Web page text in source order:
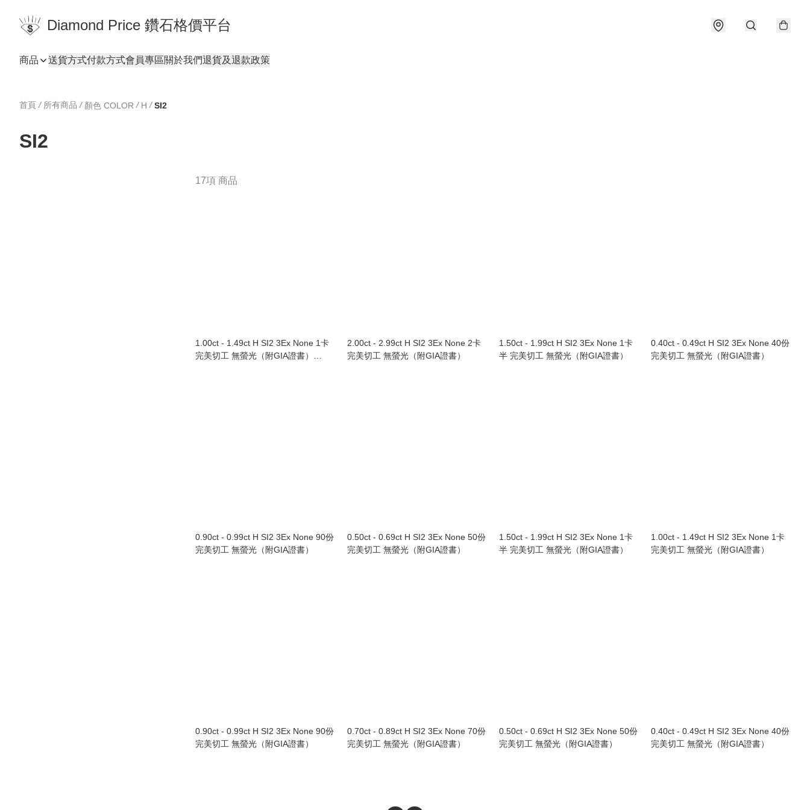
Diamond Price 鑽石格價平台
商品 送貨方式付款方式會員專區關於我們退貨及退款政策
首頁 / 所有商品 / 顏色 COLOR / H / SI2
SI2
17項 商品
1.00ct - 1.49ct H SI2 3Ex None 1卡
完美切工 無螢光（附GIA證書）
2.00ct - 2.99ct H SI2 3Ex None 2卡
完美切工 無螢光（附GIA證書）
1.50ct - 1.99ct H SI2 3Ex None 1卡
半 完美切工 無螢光（附GIA證書）
0.40ct - 0.49ct H SI2 3Ex None 40份
完美切工 無螢光（附GIA證書）
0.90ct - 0.99ct H SI2 3Ex None 90份
完美切工 無螢光（附GIA證書）
0.50ct - 0.69ct H SI2 3Ex None 50份
完美切工 無螢光（附GIA證書）
1.50ct - 1.99ct H SI2 3Ex None 1卡
半 完美切工 無螢光（附GIA證書）
1.00ct - 1.49ct H SI2 3Ex None 1卡
完美切工 無螢光（附GIA證書）
0.90ct - 0.99ct H SI2 3Ex None 90份
完美切工 無螢光（附GIA證書）
0.70ct - 0.89ct H SI2 3Ex None 70份
完美切工 無螢光（附GIA證書）
0.50ct - 0.69ct H SI2 3Ex None 50份
完美切工 無螢光（附GIA證書）
0.40ct - 0.49ct H SI2 3Ex None 40份
完美切工 無螢光（附GIA證書）